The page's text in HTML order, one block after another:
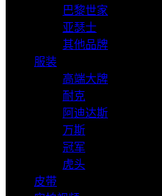
巴黎世家
亚瑟士
其他品牌
服装
高端大牌
耐克
阿迪达斯
万斯
冠军
虎头
皮带